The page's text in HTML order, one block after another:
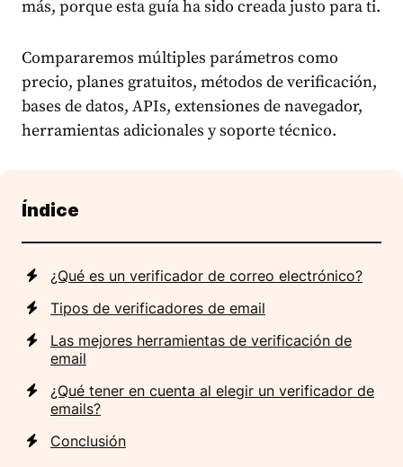
más, porque esta guía ha sido creada justo para ti.
Compararemos múltiples parámetros como
precio, planes gratuitos, métodos de verificación,
bases de datos, APIs, extensiones de navegador,
herramientas adicionales y soporte técnico.
Índice
¿Qué es un verificador de correo electrónico?
Tipos de verificadores de email
Las mejores herramientas de verificación de
email
¿Qué tener en cuenta al elegir un verificador de
emails?
Conclusión